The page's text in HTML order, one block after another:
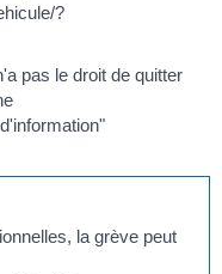
?
pas le droit de quitter
la grève peut